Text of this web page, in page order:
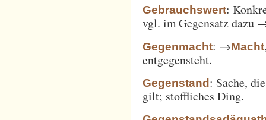
Gebrauchswert:
vgl. im Gegensatz dazu
Gegenmacht: →Macht
entgegensteht.
Gegenstand: Sache,
gilt; stoffliches Ding.